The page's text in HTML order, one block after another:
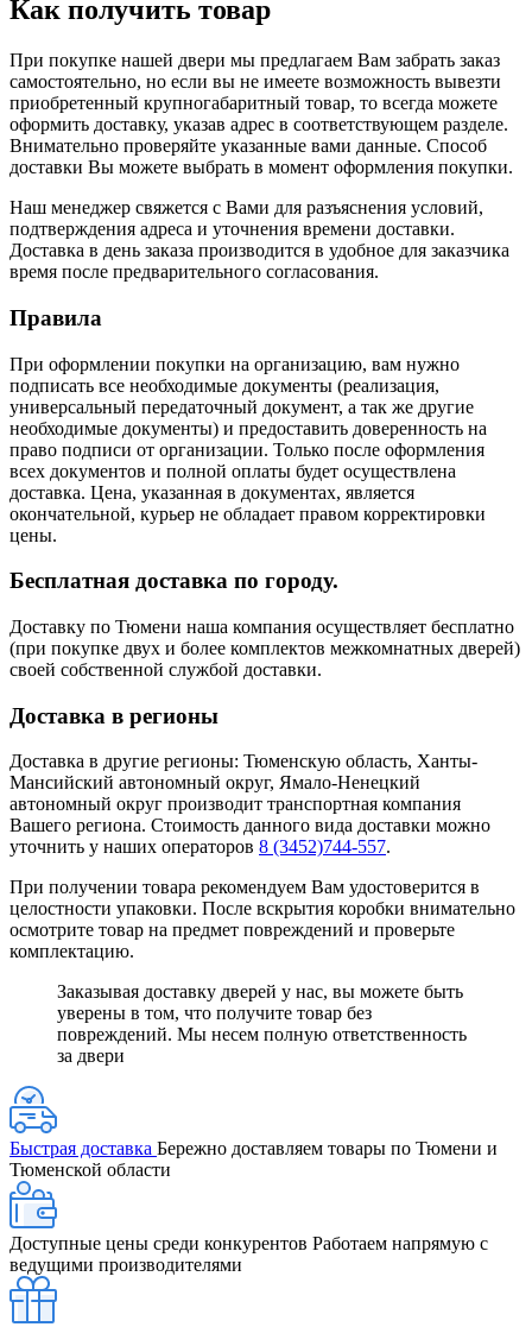
Как получить товар
При покупке нашей двери мы предлагаем Вам забрать заказ
самостоятельно, но если вы не имеете возможность вывезти
приобретенный крупногабаритный товар, то всегда можете
оформить доставку, указав адрес в соответствующем разделе.
Внимательно проверяйте указанные вами данные. Способ
доставки Вы можете выбрать в момент оформления покупки.
Наш менеджер свяжется с Вами для разъяснения условий,
подтверждения адреса и уточнения времени доставки.
Доставка в день заказа производится в удобное для заказчика
время после предварительного согласования.
Правила
При оформлении покупки на организацию, вам нужно
подписать все необходимые документы (реализация,
универсальный передаточный документ, а так же другие
необходимые документы) и предоставить доверенность на
право подписи от организации. Только после оформления
всех документов и полной оплаты будет осуществлена
доставка. Цена, указанная в документах, является
окончательной, курьер не обладает правом корректировки
цены.
Бесплатная доставка по городу.
Доставку по Тюмени наша компания осуществляет бесплатно
(при покупке двух и более комплектов межкомнатных дверей)
своей собственной службой доставки.
Доставка в регионы
Доставка в другие регионы: Тюменскую область, Ханты-
Мансийский автономный округ, Ямало-Ненецкий
автономный округ производит транспортная компания
Вашего региона. Стоимость данного вида доставки можно
уточнить у наших операторов 8 (3452)744-557.
При получении товара рекомендуем Вам удостоверится в
целостности упаковки. После вскрытия коробки внимательно
осмотрите товар на предмет повреждений и проверьте
комплектацию.
Заказывая доставку дверей у нас, вы можете быть
уверены в том, что получите товар без
повреждений. Мы несем полную ответственность
за двери
Быстрая доставка Бережно доставляем товары по Тюмени и
Тюменской области
Доступные цены среди конкурентов Работаем напрямую с
ведущими производителями